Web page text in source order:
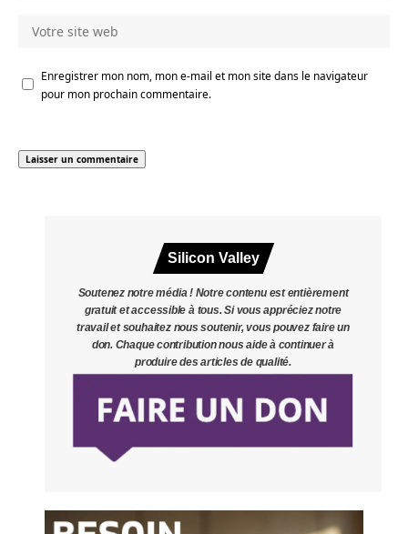
Enregistrer mon nom, mon e-mail et mon site dans le navigateur
pour mon prochain commentaire.
Silicon Valley
Soutenez notre média ! Notre contenu est entièrement
gratuit et accessible à tous. Si vous appréciez notre
travail et souhaitez nous soutenir, vous pouvez faire un
don. Chaque contribution nous aide à continuer à
produire des articles de qualité.